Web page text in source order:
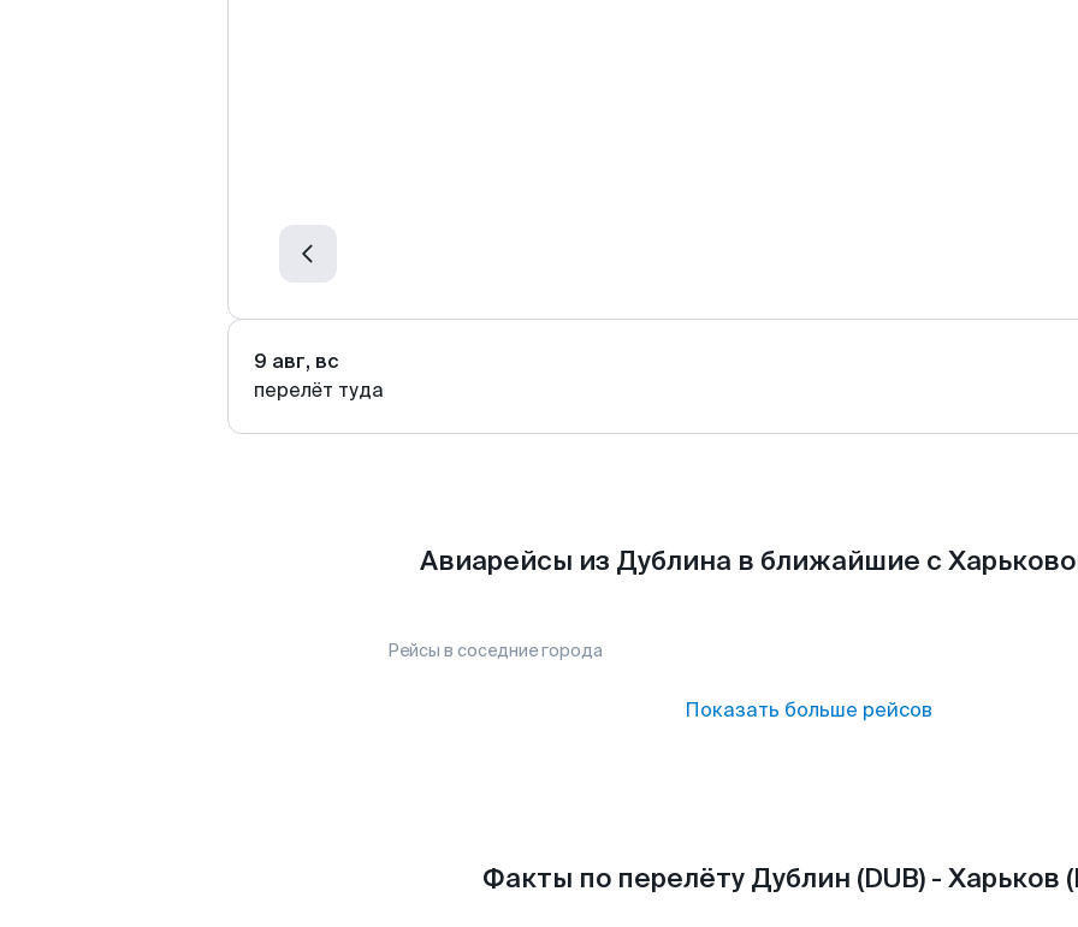
9 авг, вс
перелёт туда
Авиарейсы из Дублина в ближайшие с
Рейсы в соседние города
Показать больше рейсов
Факты по перелёту Дублин (DUB) - Харьков